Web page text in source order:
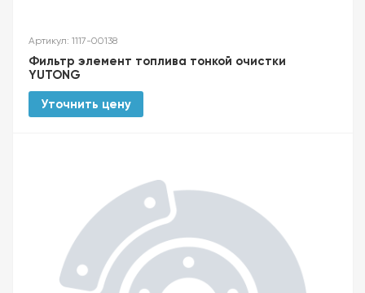
Артикул: 1117-00138
Фильтр элемент топлива тонкой очистки
YUTONG
Уточнить цену